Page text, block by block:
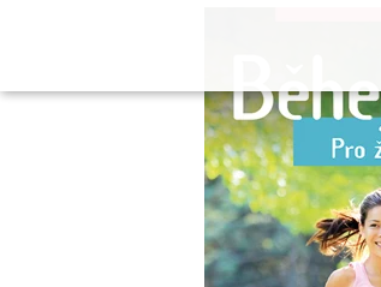
Nezbytně nutné soubory cookie
Provider /